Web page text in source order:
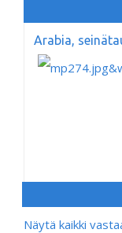
Arabia,
Näytä kaikki